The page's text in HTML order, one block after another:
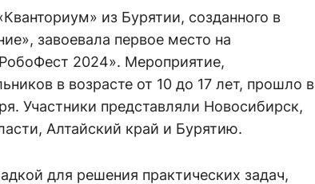
из Бурятии, созданного в
завоевала первое место на
2024». Мероприятие,
в возрасте от 10 до 17 лет, прошло в
Участники представляли Новосибирск,
Алтайский край и Бурятию.
для решения практических задач,